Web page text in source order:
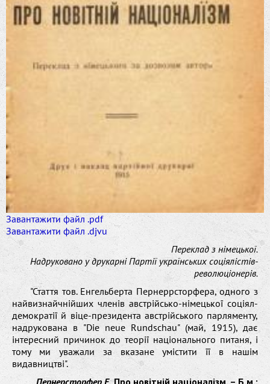
Завантажити файл .pdf
Завантажити файл .djvu
Переклад з німецької.
Надруковано у друкарні Партії українських соціялістів-
революціонерів.
"Стаття тов. Енгельберта Пернеррсторфера, одного з
найвизнайчнійших членів австрійсько-німецької соціял-
демократії й віце-президента австрійського парляменту,
надрукована в "Die neue Rundschau" (май, 1915), дає
інтересний причинок до теорії національного питаня, і
тому ми уважали за вказане умістити її в нашім
видавництві".